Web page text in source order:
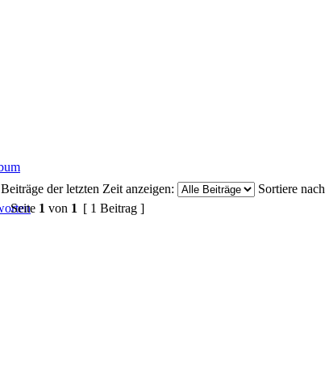
Beiträge der letzten Zeit anzeigen:
Sortiere nach
Seite 1 von 1 [ 1 Beitrag ]